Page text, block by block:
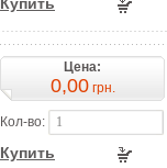
Цена:
0,00грн.
Кол-во:
Купить